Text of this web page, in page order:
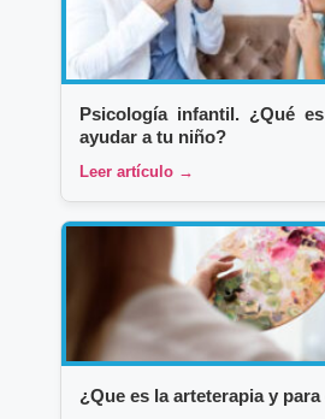
Psicología infantil. ¿Qué
ayudar a tu niño?
Leer artículo →
¿Que es la arteterapia y